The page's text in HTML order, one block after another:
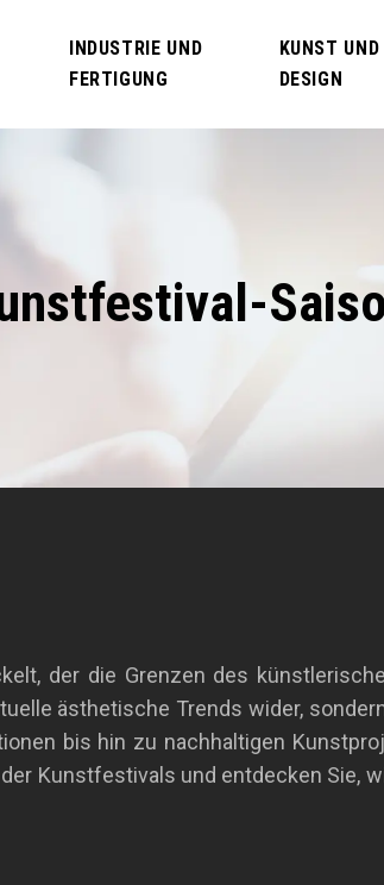
INDUSTRIE UND
FERTIGUNG
KUNST UND
DESIGN
der die Grenzen des
ästhetische Trends wider,
bis hin zu nachhaltigen
Kunstfestivals und entdecken Sie,